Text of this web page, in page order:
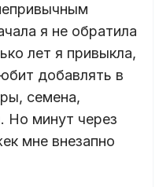
я не обратила
лет я привыкла,
добавлять в
семена,
Но минут через
мне внезапно